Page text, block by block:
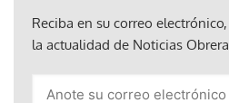
Reciba en su correo
la actualidad de Noticias